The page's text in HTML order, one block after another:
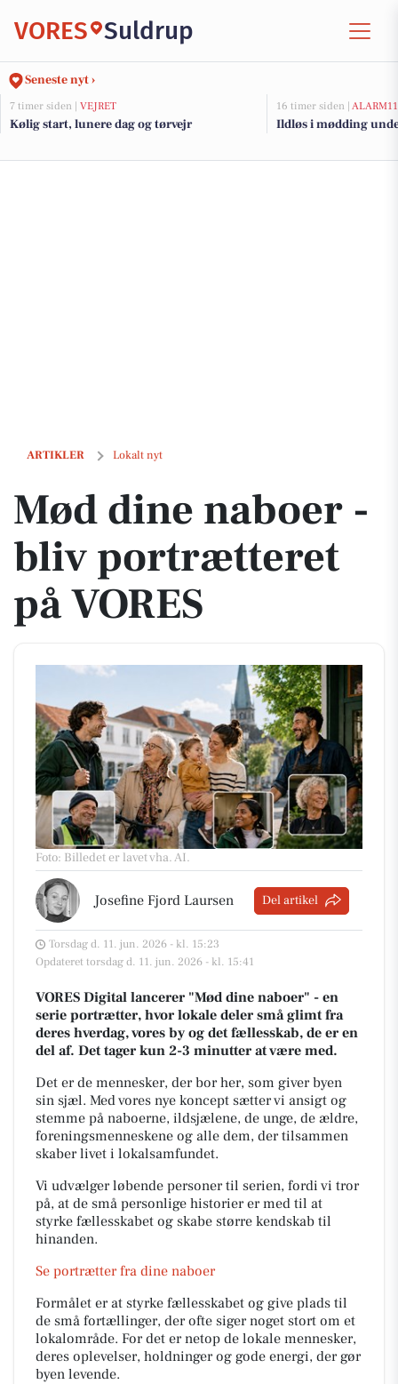
VORES Suldrup
Seneste nyt ›
7 timer siden | VEJRET
Kølig start, lunere dag og tørvejr
16 timer siden |
Ildløs i mødding
ARTIKLER Lokalt nyt
Mød dine naboer - bliv portrætteret på VORES
Mød dine naboer -
bliv portrætteret
på VORES
Foto: Billedet er lavet vha. AI.
Josefine Fjord Laursen Del artikel
Torsdag d. 11. jun. 2026 - kl. 15:23
Opdateret torsdag d. 11. jun. 2026 - kl. 15:41
VORES Digital lancerer "Mød dine naboer" - en
serie portrætter, hvor lokale deler små glimt fra
deres hverdag, vores by og det fællesskab, de er en
del af. Det tager kun 2-3 minutter at være med.
Det er de mennesker, der bor her, som giver byen
sin sjæl. Med vores nye koncept sætter vi ansigt og
stemme på naboerne, ildsjælene, de unge, de ældre,
foreningsmenneskene og alle dem, der tilsammen
skaber livet i lokalsamfundet.
Vi udvælger løbende personer til serien, fordi vi tror
på, at de små personlige historier er med til at
styrke fællesskabet og skabe større kendskab til
hinanden.
Se portrætter fra dine naboer
Formålet er at styrke fællesskabet og give plads til
de små fortællinger, der ofte siger noget stort om et
lokalområde. For det er netop de lokale mennesker,
deres oplevelser, holdninger og gode energi, der gør
byen levende.